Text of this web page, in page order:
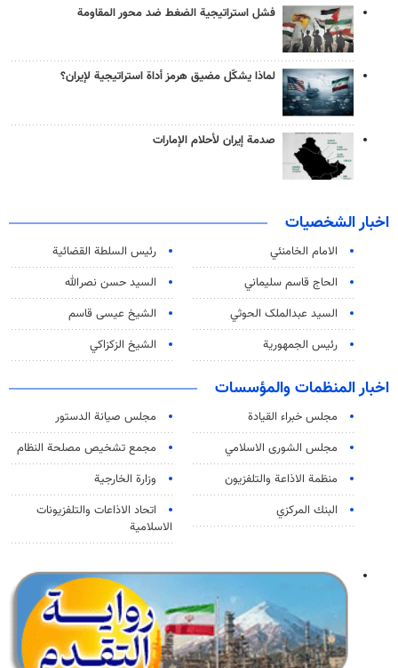
فشل استراتيجية الضغط ضد محور المقاومة
لماذا يشكّل مضيق هرمز أداة استراتيجية لإيران؟
صدمة إيران لأحلام الإمارات
اخبار الشخصيات
الامام الخامنئي
رئیس السلطة القضائیة
الحاج قاسم سليماني
السيد حسن نصرالله
السید عبدالملک الحوثي
الشيخ عيسى قاسم
رئيس الجمهورية
الشيخ الزكزاكي
اخبار المنظمات والمؤسسات
مجلس خبراء القيادة
مجلس صيانة الدستور
مجلس الشورى الاسلامي
مجمع تشخيص مصلحة النظام
منظمة الاذاعة والتلفزیون
وزارة الخارجية
البنك المركزي
اتحاد الاذاعات والتلفزيونات
الاسلامية